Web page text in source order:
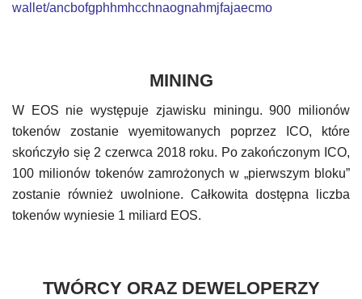
wallet/ancbofgphhmhcchnaognahmjfajaecmo
MINING
W EOS nie występuje zjawisku miningu. 900 milionów
tokenów zostanie wyemitowanych poprzez ICO, które
skończyło się 2 czerwca 2018 roku. Po zakończonym ICO,
100 milionów tokenów zamrożonych w „pierwszym bloku”
zostanie również uwolnione. Całkowita dostępna liczba
tokenów wyniesie 1 miliard EOS.
TWÓRCY ORAZ DEWELOPERZY